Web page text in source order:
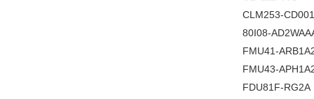
CLM253-
80I08-
FMU41-
FMU43-
FDU81F-RG2A